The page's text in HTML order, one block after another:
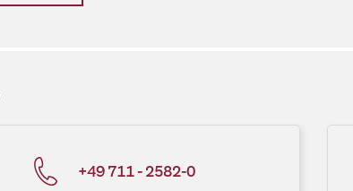
+49 711 - 2582-0